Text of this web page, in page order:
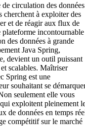
circulation des données
cherchent à exploiter des
et de réagir aux flux de
plateforme incontournable
des données à grande
Java Spring,
devient un outil puissant
scalables. Maîtriser
Spring est une
souhaitant se
seulement elle vous
exploitent pleinement
de données en temps
compétitif sur le marché